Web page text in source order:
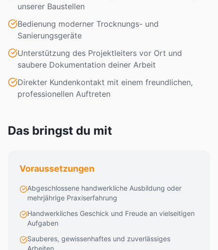
unserer Baustellen
Bedienung moderner Trocknungs- und
Sanierungsgeräte
Unterstützung des Projektleiters vor Ort und
saubere Dokumentation deiner Arbeit
Direkter Kundenkontakt mit einem freundlichen,
professionellen Auftreten
Das bringst du mit
Voraussetzungen
Abgeschlossene handwerkliche Ausbildung oder
mehrjährige Praxiserfahrung
Handwerkliches Geschick und Freude an vielseitigen
Aufgaben
Sauberes, gewissenhaftes und zuverlässiges
Arbeiten